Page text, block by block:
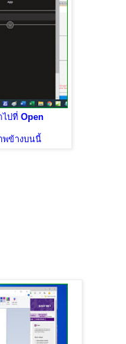
ปที่ Open
ข้างบนนี้